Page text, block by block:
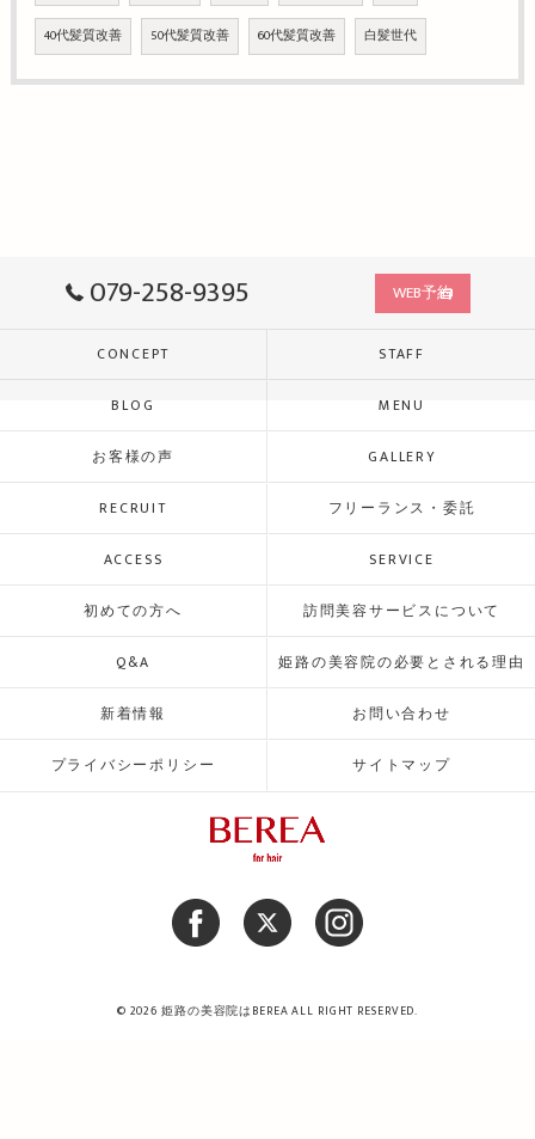
40代髪質改善 50代髪質改善 60代髪質改善 白髪世代
079-258-9395 WEB予約
CONCEPT STAFF
BLOG MENU
お客様の声 GALLERY
RECRUIT フリーランス・委託
ACCESS SERVICE
初めての方へ 訪問美容サービスについて
Q&A 姫路の美容院の必要とされる理由
新着情報 お問い合わせ
プライバシーポリシー サイトマップ
© 2026 姫路の美容院はBEREA ALL RIGHT RESERVED.